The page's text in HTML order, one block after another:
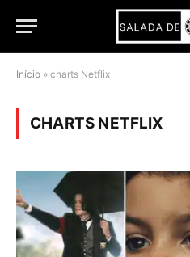
Início » charts Netflix
CHARTS NETFLIX